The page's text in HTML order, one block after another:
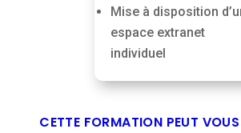
Mise à disposition
espace extranet
individuel
CETTE FORMATION PEUT VOUS